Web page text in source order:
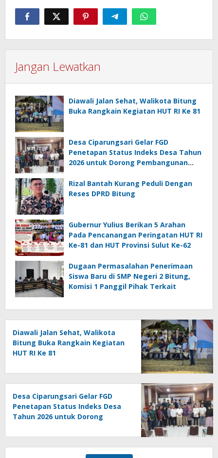
Jangan Lewatkan
Diawali Jalan Sehat, Walikota Bitung
Buka Rangkain Kegiatan HUT RI Ke 81
Desa Ciparungsari Gelar FGD
Penetapan Status Indeks Desa Tahun
2026 untuk Dorong Pembangunan
Rizal Bantah Kurang Peduli Dengan
Reses DPRD Bitung
Gubernur Yulius Berikan 5 Arahan
Pada Pencanangan Peringatan HUT RI
Ke-81 dan HUT Provinsi Sulut Ke-62
Dugaan Permasalahan Penerimaan
Siswa Baru di SMP Negeri 2 Bitung,
Komisi 1 Panggil Pihak Terkait
Diawali Jalan Sehat, Walikota
Bitung Buka Rangkain Kegiatan
HUT RI Ke 81
Desa Ciparungsari Gelar FGD
Penetapan Status Indeks Desa
Tahun 2026 untuk Dorong